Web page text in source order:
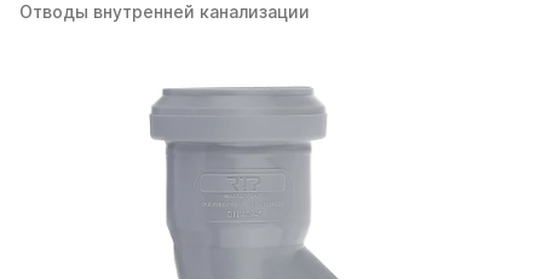
Отводы внутренней канализации